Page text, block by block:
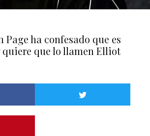
Page ha confesado que es
quiere que lo llamen Elliot